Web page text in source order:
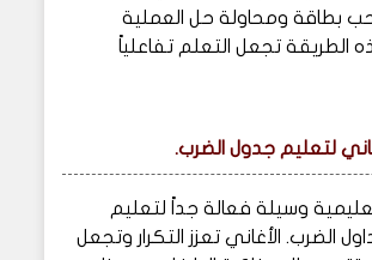
بطاقة ومحاولة حل العملية
الطريقة تجعل التعلم تفاعلياً
وسيلة فعالة جداً لتعليم
الضرب. الأغاني تعزز التكرار وتجعل